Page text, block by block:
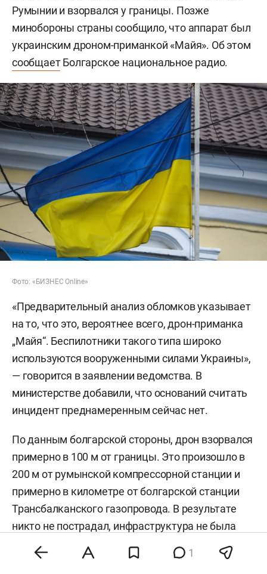
Румынии и взорвался у границы. Позже
минобороны страны сообщило, что аппарат был
украинским дроном-приманкой «Майя». Об этом
сообщаетБолгарское национальное радио.
Фото: «БИЗНЕС Online»
«Предварительный анализ обломков указывает
на то, что это, вероятнее всего, дрон-приманка
„Майя“. Беспилотники такого типа широко
используются вооруженными силами Украины»,
— говорится в заявлении ведомства. В
министерстве добавили, что оснований считать
инцидент преднамеренным сейчас нет.
По данным болгарской стороны, дрон взорвался
примерно в 100 м от границы. Это произошло в
200 м от румынской компрессорной станции и
примерно в километре от болгарской станции
Трансбалканского газопровода. В результате
никто не пострадал, инфраструктура не была
повреждена.
1